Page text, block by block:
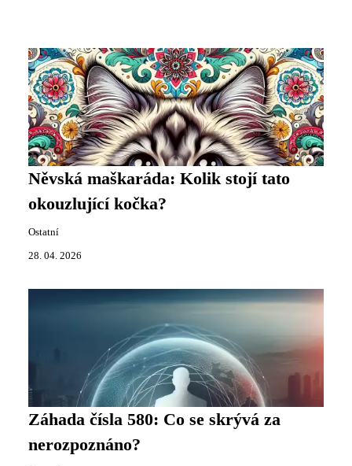
Něvská maškaráda: Kolik stojí tato
okouzlující kočka?
Ostatní
28. 04. 2026
Záhada čísla 580: Co se skrývá za
nerozpoznáno?